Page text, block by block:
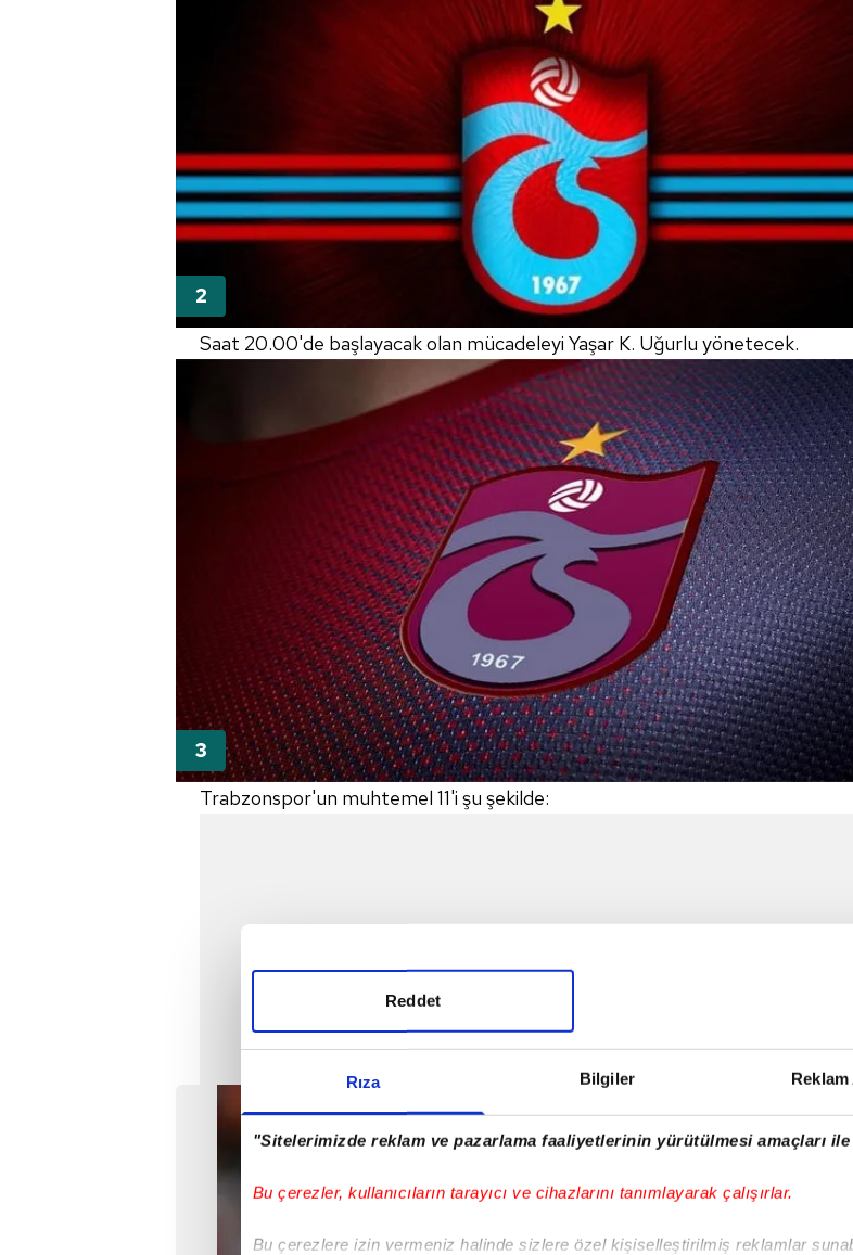
Rıza Bilgiler Reklam
"Sitelerimizde reklam ve pazarlama faaliyetlerinin yürütülmesi amaçları ile
Bu çerezler, kullanıcıların tarayıcı ve cihazlarını tanımlayarak çalışırlar.
Bu çerezlere izin vermeniz halinde sizlere özel kişiselleştirilmiş reklamlar
Reddet
Saat 20.00'de başlayacak olan mücadeleyi Yaşar K. Uğurlu yönetecek.
Trabzonspor'un muhtemel 11'i şu şekilde: